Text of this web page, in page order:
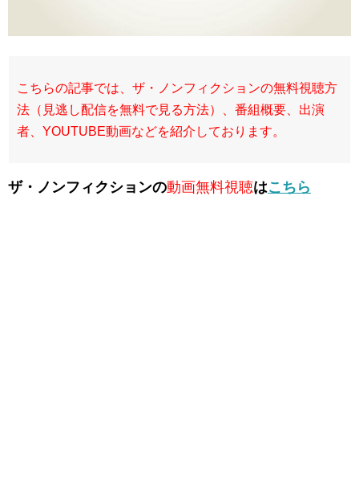
こちらの記事では、ザ・ノンフィクションの無料視聴方
法（見逃し配信を無料で見る方法）、番組概要、出演
者、YOUTUBE動画などを紹介しております。
ザ・ノンフィクションの動画無料視聴はこちら